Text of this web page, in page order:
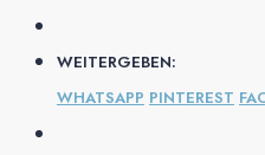
WEITERGEBEN:
WHATSAPP PINTEREST